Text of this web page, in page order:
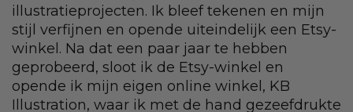
illustratieprojecten. Ik bleef tekenen en mijn
stijl verfijnen en opende uiteindelijk een Etsy-
winkel. Na dat een paar jaar te hebben
geprobeerd, sloot ik de Etsy-winkel en
opende ik mijn eigen online winkel, KB
Illustration, waar ik met de hand gezeefdrukte